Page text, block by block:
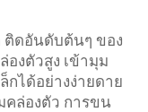
ติดอันดับต้นๆ ของ
องตัวสูง เข้ามุม
ได้อย่างง่ายดาย
ล่องตัว การขน